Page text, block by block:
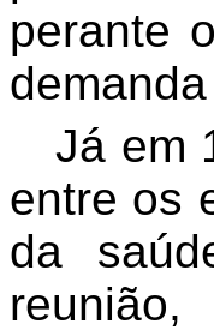
perante
Já em
entre os
da